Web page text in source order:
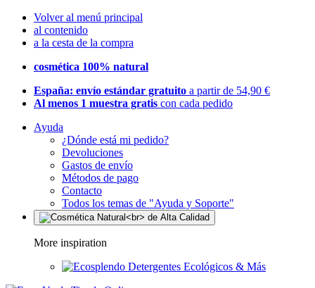
Volver al menú principal
al contenido
a la cesta de la compra
cosmética 100% natural
España: envío estándar gratuito a partir de 54,90 €
Al menos 1 muestra gratis con cada pedido
Ayuda
¿Dónde está mi pedido?
Devoluciones
Gastos de envío
Métodos de pago
Contacto
Todos los temas de "Ayuda y Soporte"
More inspiration
Detergentes Ecológicos & Más